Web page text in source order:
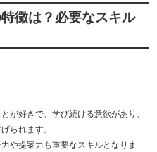
徴は？必要なスキル
が好きで、学び続ける意欲があり、
られます。
や提案力も重要なスキルとなりま